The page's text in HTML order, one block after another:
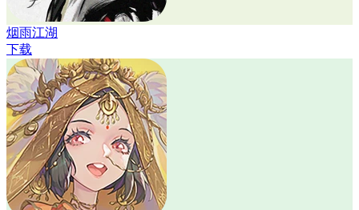
烟雨江湖
下载